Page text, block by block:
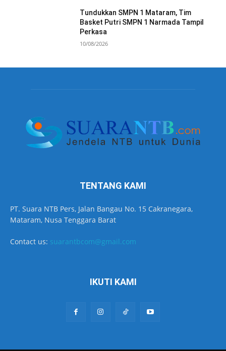
Tundukkan SMPN 1 Mataram, Tim
Basket Putri SMPN 1 Narmada Tampil
Perkasa
10/08/2026
TENTANG KAMI
PT. Suara NTB Pers, Jalan Bangau No. 15 Cakranegara,
Mataram, Nusa Tenggara Barat
Contact us: suarantbcom@gmail.com
IKUTI KAMI